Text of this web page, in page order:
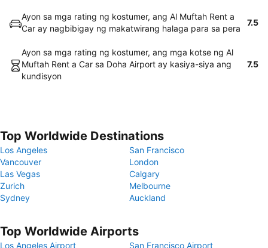
Ayon sa mga rating ng kostumer, ang Al Muftah Rent a
Car ay nagbibigay ng makatwirang halaga para sa pera
7.5
Ayon sa mga rating ng kostumer, ang mga kotse ng Al
Muftah Rent a Car sa Doha Airport ay kasiya-siya ang
kundisyon
7.5
Top Worldwide Destinations
Los Angeles
San Francisco
Vancouver
London
Las Vegas
Calgary
Zurich
Melbourne
Sydney
Auckland
Top Worldwide Airports
Los Angeles Airport San Francisco Airport